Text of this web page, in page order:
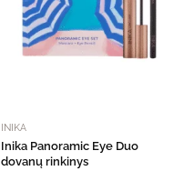
INIKA
Inika Panoramic Eye Duo
dovanų rinkinys